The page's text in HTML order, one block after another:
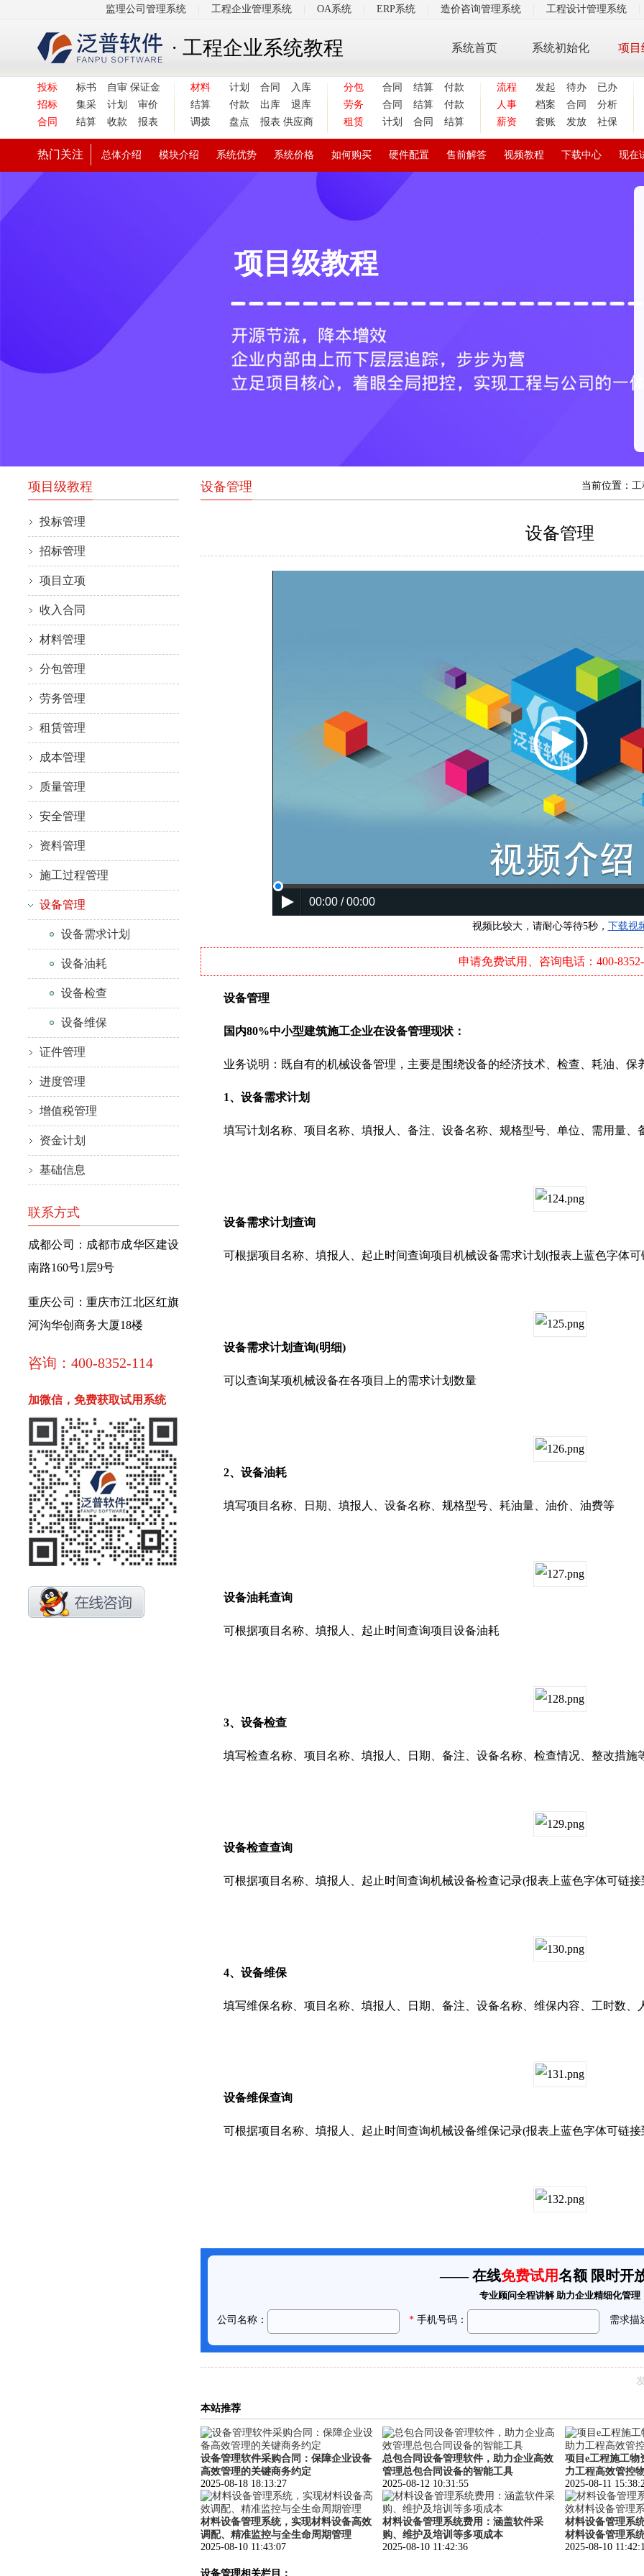
监理公司管理系统 工程企业管理系统 OA系统 ERP系统 造价咨询管理系统 工程设计管理系统
· 工程企业系统教程 系统首页 系统初始化 项目
投标 标书 自审 保证金
招标
集采 计划
审价
合同
结算 收款 报表
材料 计划 合同
入库
结算
付款 出库
退库
调拨
盘点 报表 供应商
分包 合同 结算
付款
劳务
合同 结算
付款
租赁
计划 合同 结算
流程 发起 待办
已办
人事
档案 合同
分析
薪资
套账 发放 社保
热门关注 总体介绍 模块介绍 系统优势 系统价格 如何购买 硬件配置 售前解答 视频教程 下载中心 现在
项目级教程
项目级教程
投标管理
招标管理
项目立项
收入合同
材料管理
分包管理
劳务管理
租赁管理
成本管理
质量管理
安全管理
资料管理
施工过程管理
设备管理
设备需求计划
设备油耗
设备检查
设备维保
证件管理
进度管理
增值税管理
资金计划
基础信息
联系方式
成都公司：成都市成华区建设
南路160号1层9号
重庆公司：重庆市江北区红旗
河沟华创商务大厦18楼
咨询：400-8352-114
加微信，免费获取试用系统
设备管理 当前位置： 工
设备管理
00:00 / 05:31
视频比较大，请耐心等待5秒， 下载视
申请免费试用、咨询电话：400-
设备管理
国内80%中小型建筑施工企业在设备管理现状：
业务说明：既自有的机械设备管理，主要是围绕设备的经济技术、检查、耗油、保
1、设备需求计划
填写计划名称、项目名称、填报人、备注、设备名称、规格型号、单位、需用量、
设备需求计划查询
可根据项目名称、填报人、起止时间查询项目机械设备需求计划(报表上蓝色字体可
设备需求计划查询(明细)
可以查询某项机械设备在各项目上的需求计划数量
2、设备油耗
填写项目名称、日期、填报人、设备名称、规格型号、耗油量、油价、油费等
设备油耗查询
可根据项目名称、填报人、起止时间查询项目设备油耗
3、设备检查
填写检查名称、项目名称、填报人、日期、备注、设备名称、检查情况、整改措施
设备检查查询
可根据项目名称、填报人、起止时间查询机械设备检查记录(报表上蓝色字体可链接
4、设备维保
填写维保名称、项目名称、填报人、日期、备注、设备名称、维保内容、工时数、
设备维保查询
可根据项目名称、填报人、起止时间查询机械设备维保记录(报表上蓝色字体可链接
本站推荐
设备管理软件采购合同：保障企业设备
高效管理的关键商务约定
2025-08-18 18:13:27
总包合同设备管理软件，助力企业高效
管理总包合同设备的智能工具
2025-08-12 10:31:55
项目e工程施工物
力工程高效管控
2025-08-11
材料设备管理系统，实现材料设备高效
调配、精准监控与全生命周期管理
2025-08-10 11:43:07
材料设备管理系统费用：涵盖软件采
购、维护及培训等多项成本
2025-08-10 11:42:36
材料设备管理系
材料设备管理系
2025-08-10
设备管理相关栏目：